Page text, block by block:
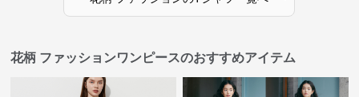
花柄 ファッションワンピースのおすすめアイテム